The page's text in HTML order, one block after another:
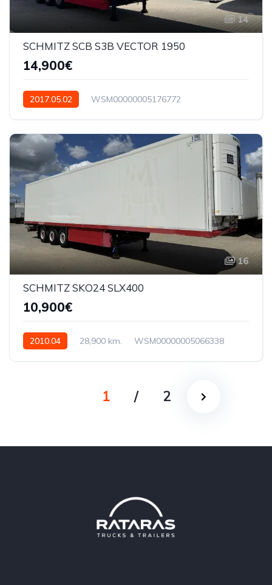
14
SCHMITZ SCB S3B VECTOR 1950
14,900€
2017.05.02 WSM00000005176772
16
SCHMITZ SKO24 SLX400
10,900€
2010.04 28,900 km. WSM00000005066338
1 / 2